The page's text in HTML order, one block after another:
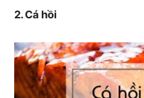
2. Cá hồi